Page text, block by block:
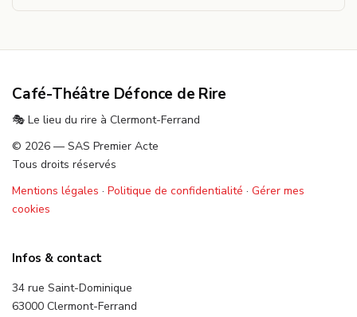
Café-Théâtre Défonce de Rire
🎭 Le lieu du rire à Clermont-Ferrand
© 2026 — SAS Premier Acte
Tous droits réservés
Mentions légales · Politique de confidentialité · Gérer mes
cookies
Infos & contact
34 rue Saint-Dominique
63000 Clermont-Ferrand